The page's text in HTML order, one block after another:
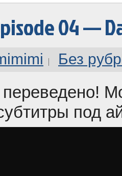
04 —
Без
переведено!
под